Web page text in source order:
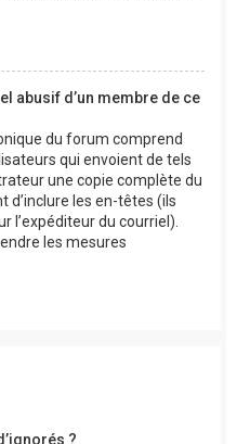
abusif d’un membre de ce
du forum comprend
qui envoient de tels
une copie complète du
d’inclure les en-têtes (ils
l’expéditeur du courriel).
les mesures
?